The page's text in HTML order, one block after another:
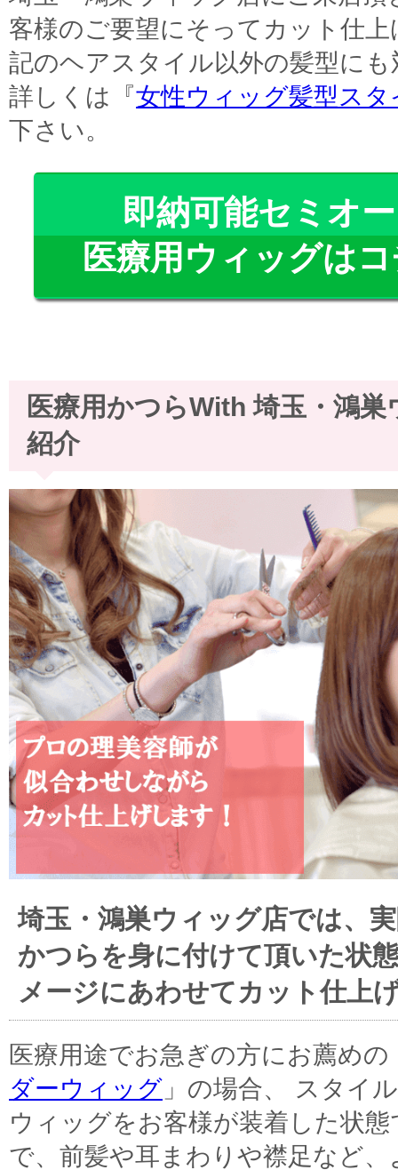
客様のご要望にそってカット仕
記のヘアスタイル以外の髪型に
詳しくは『女性ウィッグ髪型スタ
下さい。
即納可能セミオ
医療用ウィッグは
医療用かつらWith 埼玉・鴻
紹介
埼玉・鴻巣ウィッグ店では、
かつらを身に付けて頂いた状
メージにあわせてカット仕上
医療用途でお急ぎの方にお薦めの
ダーウィッグ 」の場合、 スタイ
ウィッグをお客様が装着した状
で、前髪や耳まわりや襟足など